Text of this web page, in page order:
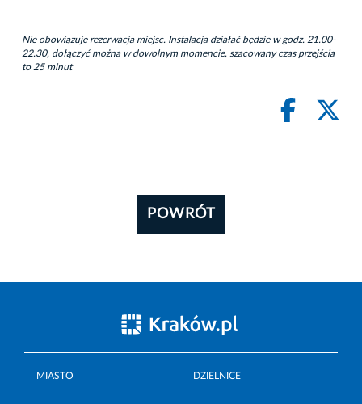
Nie obowiązuje rezerwacja miejsc. Instalacja działać będzie w godz. 21.00-
22.30, dołączyć można w dowolnym momencie, szacowany czas przejścia
to 25 minut
POWRÓT
MIASTO DZIELNICE